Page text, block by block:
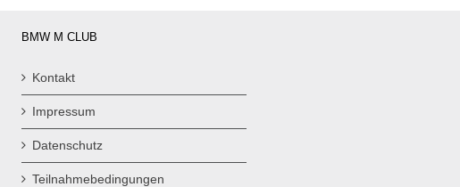
BMW M CLUB
Kontakt
Impressum
Datenschutz
Teilnahmebedingungen